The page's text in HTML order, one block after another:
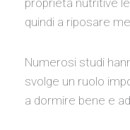
proprietà nutritive
quindi a riposare
Numerosi studi
svolge un ruolo
a dormire bene e